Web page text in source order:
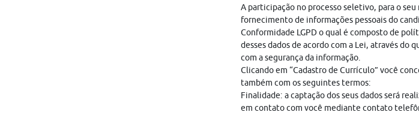
A participação no processo seletivo, para o
fornecimento de informações pessoais do
Conformidade LGPD o qual é composto de
desses dados de acordo com a Lei, através do
com a segurança da informação.
Clicando em “Cadastro de Currículo” você
também com os seguintes termos:
Finalidade: a captação dos seus dados será
em contato com você mediante contato